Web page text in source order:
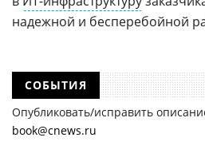
надежной и бесперебойной
СОБЫТИЯ
Опубликовать/исправить
book@cnews.ru